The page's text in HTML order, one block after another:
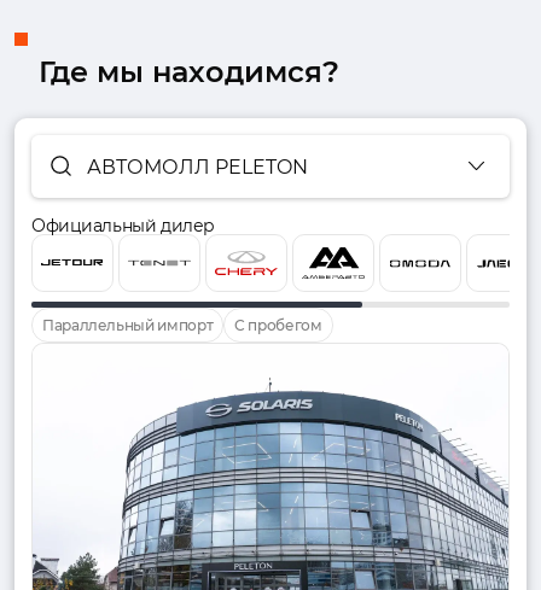
Где мы находимся?
АВТОМОЛЛ PELETON
Официальный дилер
Параллельный импорт С пробегом